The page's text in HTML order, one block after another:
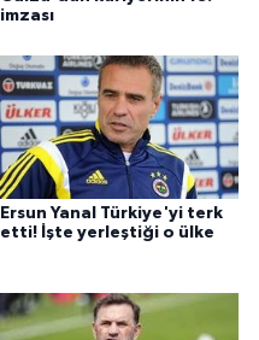
imzası
Ersun Yanal Türkiye'yi terk
etti! İşte yerleştiği o ülke